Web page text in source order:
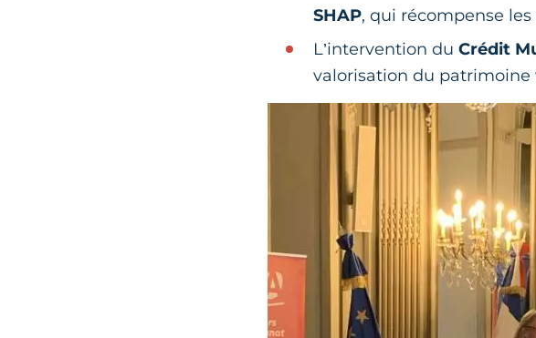
SHAP, qui récompense
L’intervention duCrédit
valorisation du patrimoine